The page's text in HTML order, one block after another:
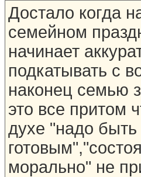
Достало когда
семейном
начинает
подкатывать с
наконец семью
это все притом
духе "надо быть
морально" не